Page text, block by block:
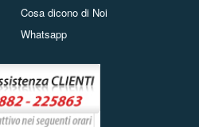
Cosa dicono di Noi
Whatsapp